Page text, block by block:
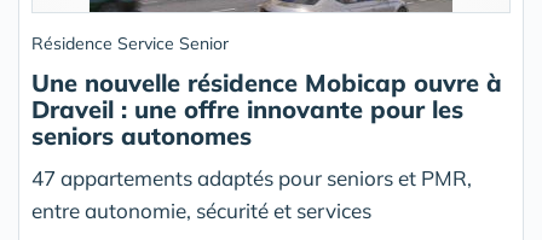
Résidence Service Senior
Une nouvelle résidence Mobicap ouvre à
Draveil : une offre innovante pour les
seniors autonomes
47 appartements adaptés pour seniors et PMR,
entre autonomie, sécurité et services